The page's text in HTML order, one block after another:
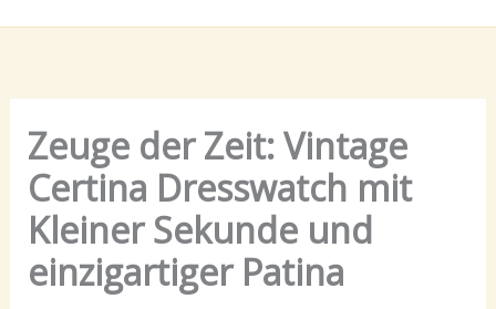
Zeuge der Zeit: Vintage
Certina Dresswatch mit
Kleiner Sekunde und
einzigartiger Patina